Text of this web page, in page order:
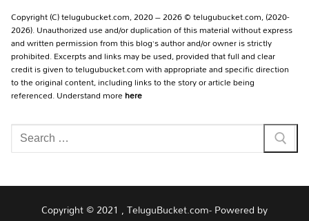
Copyright (C) telugubucket.com, 2020 – 2026 © telugubucket.com, (2020-
2026). Unauthorized use and/or duplication of this material without express
and written permission from this blog’s author and/or owner is strictly
prohibited. Excerpts and links may be used, provided that full and clear
credit is given to telugubucket.com with appropriate and specific direction
to the original content, including links to the story or article being
referenced. Understand morehere
Search
for:
Copyright © 2021 , TeluguBucket.com- Powered by